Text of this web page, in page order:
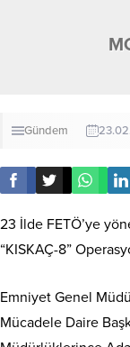
Gündem
23 İlde FETÖ’ye
“KISKAÇ-8”
Emniyet Genel
Mücadele Daire